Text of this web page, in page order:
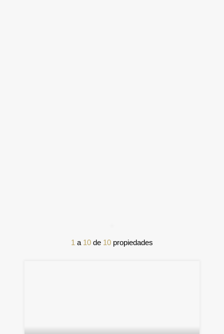
1 a 10 de 10 propiedades